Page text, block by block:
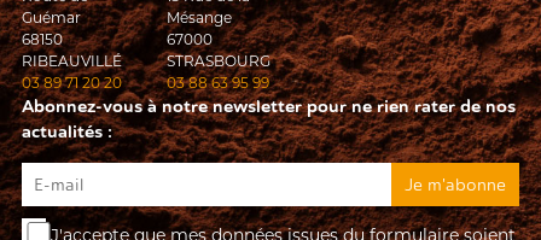
Guémar
68150
RIBEAUVILLÉ
03 89 71 20 20
Mésange
67000
STRASBOURG
03 88 63 95 99
Abonnez-vous à notre newsletter pour ne rien rater de nos
actualités :
J'accepte que mes données issues du formulaire soient